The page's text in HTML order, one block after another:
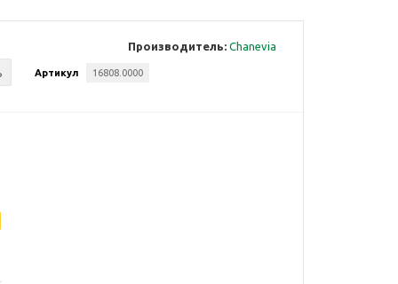
Производитель: Chanevia
Артикул 16808.0000